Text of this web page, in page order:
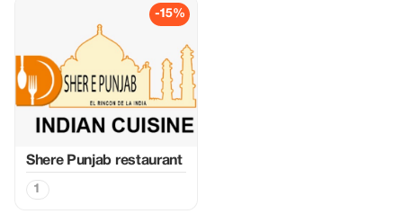
-15%
Shere Punjab restaurant
1